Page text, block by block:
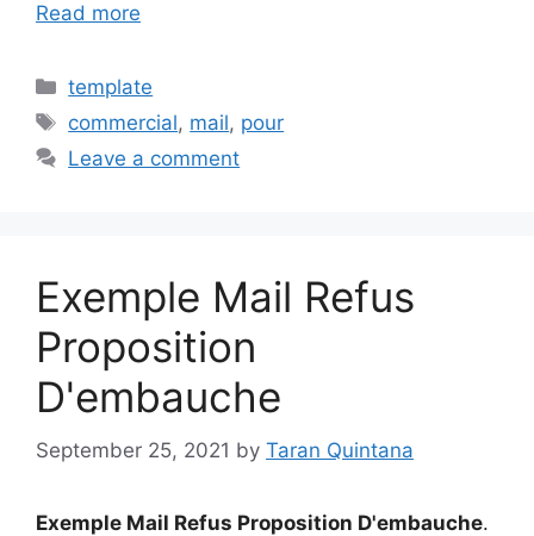
Read more
Categories
template
Tags
commercial, mail, pour
Leave a comment
Exemple Mail Refus
Proposition
D'embauche
September 25, 2021 by Taran Quintana
Exemple Mail Refus Proposition D'embauche.